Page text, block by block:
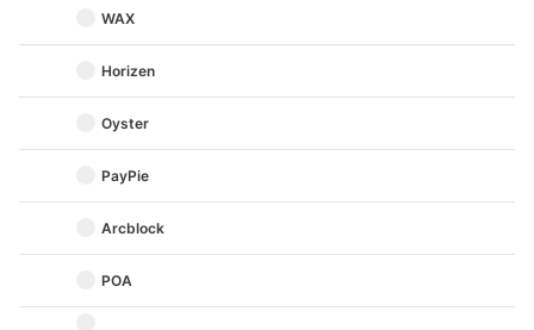
WAX
Horizen
Oyster
PayPie
Arcblock
POA